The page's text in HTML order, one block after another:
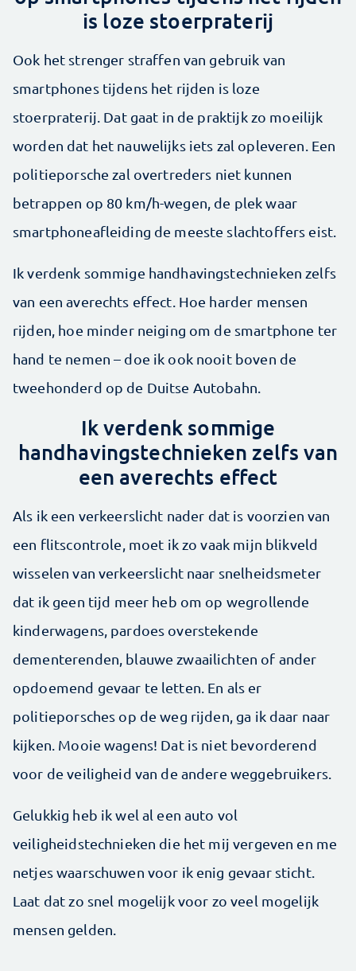
is loze stoerpraterij
Ook het strenger straffen van gebruik van
smartphones tijdens het rijden is loze
stoerpraterij. Dat gaat in de praktijk zo moeilijk
worden dat het nauwelijks iets zal opleveren. Een
politieporsche zal overtreders niet kunnen
betrappen op 80 km/h-wegen, de plek waar
smartphoneafleiding de meeste slachtoffers eist.
Ik verdenk sommige handhavingstechnieken zelfs
van een averechts effect. Hoe harder mensen
rijden, hoe minder neiging om de smartphone ter
hand te nemen – doe ik ook nooit boven de
tweehonderd op de Duitse Autobahn.
Ik verdenk sommige
handhavingstechnieken zelfs van
een averechts effect
Als ik een verkeerslicht nader dat is voorzien van
een flitscontrole, moet ik zo vaak mijn blikveld
wisselen van verkeerslicht naar snelheidsmeter
dat ik geen tijd meer heb om op wegrollende
kinderwagens, pardoes overstekende
dementerenden, blauwe zwaailichten of ander
opdoemend gevaar te letten. En als er
politieporsches op de weg rijden, ga ik daar naar
kijken. Mooie wagens! Dat is niet bevorderend
voor de veiligheid van de andere weggebruikers.
Gelukkig heb ik wel al een auto vol
veiligheidstechnieken die het mij vergeven en me
netjes waarschuwen voor ik enig gevaar sticht.
Laat dat zo snel mogelijk voor zo veel mogelijk
mensen gelden.